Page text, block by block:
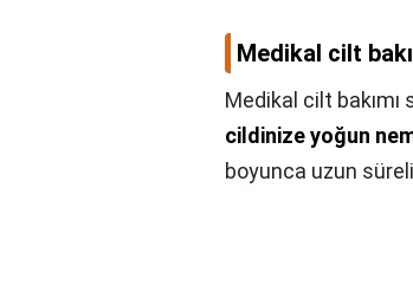
Medikal cilt
Medikal cilt bakımı
cildinize yoğun
boyunca uzun